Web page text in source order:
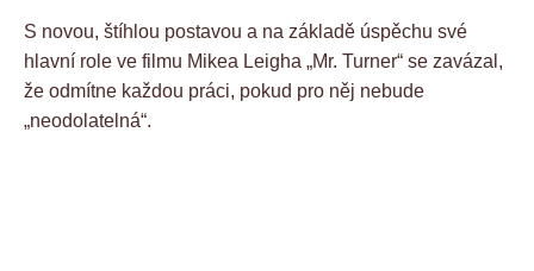
S novou, štíhlou postavou a na základě úspěchu své
hlavní role ve filmu Mikea Leigha „Mr. Turner“ se zavázal,
že odmítne každou práci, pokud pro něj nebude
„neodolatelná“.